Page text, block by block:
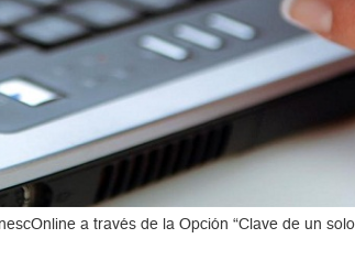
a través de la Opción “Clave de un